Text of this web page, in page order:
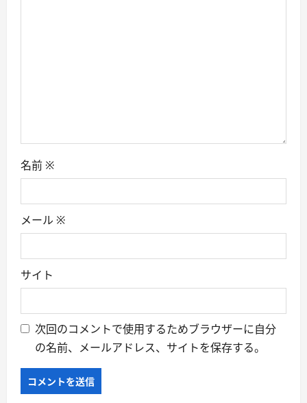
名前 ※
メール ※
サイト
次回のコメントで使用するためブラウザーに自分
の名前、メールアドレス、サイトを保存する。